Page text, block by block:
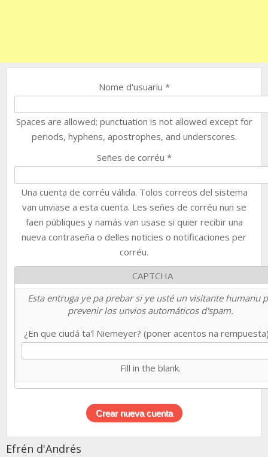
Nome d'usuariu *
Spaces are allowed; punctuation is not allowed except for
periods, hyphens, apostrophes, and underscores.
Señes de corréu *
Una cuenta de corréu válida. Tolos correos del sistema
van unviase a esta cuenta. Les señes de corréu nun se
faen públiques y namás van usase si quier recibir una
nueva contraseña o delles noticies o notificaciones per
corréu.
CAPTCHA
Esta entruga ye pa prebar si ye usté un visitante humanu
prevenir los unvios automáticos d'spam.
¿En que ciudá ta'l Niemeyer? (poner acentos na
Fill in the blank.
Efrén d'Andrés